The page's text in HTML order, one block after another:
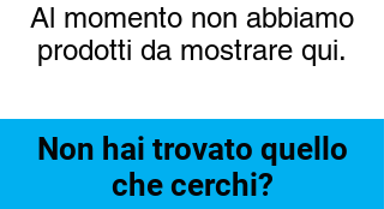
Al momento non abbiamo
prodotti da mostrare qui.
Non hai trovato quello
che cerchi?